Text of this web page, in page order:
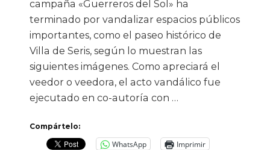
campaña «Guerreros del Sol» ha
terminado por vandalizar espacios públicos
importantes, como el paseo histórico de
Villa de Seris, según lo muestran las
siguientes imágenes. Como apreciará el
veedor o veedora, el acto vandálico fue
ejecutado en co-autoría con …
Compártelo:
WhatsApp
Imprimir